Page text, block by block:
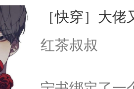
动辄间就打爱骂仆人
这副人憎狗嫌的身体
的仆人。并且，你患
［快穿］大
红茶叔叔